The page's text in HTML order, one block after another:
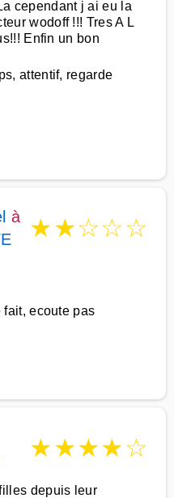
cependant j ai eu la
wodoff !!! Tres A L
Enfin un bon
attentif, regarde
à ★★☆☆☆
ecoute pas
★★★★☆
depuis leur